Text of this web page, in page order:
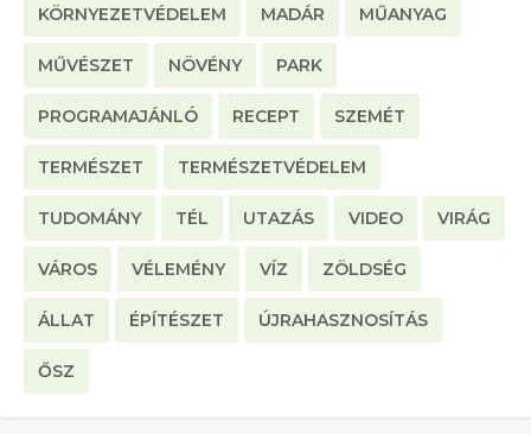
KÖRNYEZETVÉDELEM MADÁR MŰANYAG
MŰVÉSZET NÖVÉNY PARK
PROGRAMAJÁNLÓ RECEPT SZEMÉT
TERMÉSZET TERMÉSZETVÉDELEM
TUDOMÁNY TÉL UTAZÁS VIDEO VIRÁG
VÁROS VÉLEMÉNY VÍZ ZÖLDSÉG
ÁLLAT ÉPÍTÉSZET ÚJRAHASZNOSÍTÁS
ŐSZ